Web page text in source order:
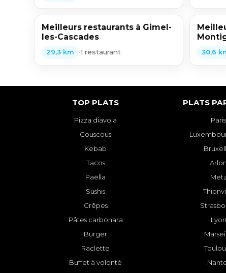
Meilleurs restaurants à Gimel-
les-Cascades
29,3 km •1 restaurant 30,6
TOP PLATS
Pizza diavola
Couscous
Kebab
Tacos
Paëlla
Sushis
Crêpes
Pâtes carbonara
Burger
Raclette
Buffet à volonté
PLATS
Paris
Arlon
Lyon